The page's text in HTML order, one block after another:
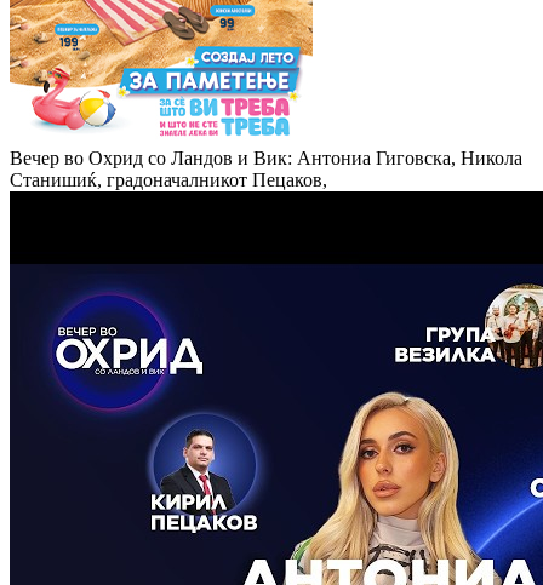
Вечер во Охрид со Ландов и Вик: Антониа Гиговска, Никола
Станишиќ, градоначалникот Пецаков,